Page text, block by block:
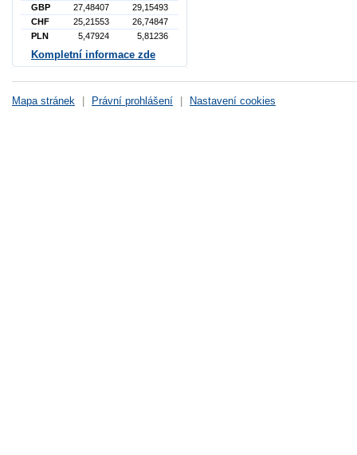
GBP
27,48407
29,15493
CHF
25,21553
26,74847
PLN
5,47924 5,81236
Kompletní informace zde
Mapa stránek Právní prohlášení Nastavení cookies